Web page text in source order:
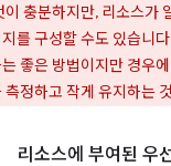
이 충분하지만, 리소스가
를 구성할 수도 있습니
좋은 방법이지만 경우
측정하고 작게 유지하는
리소스에 부여된 우